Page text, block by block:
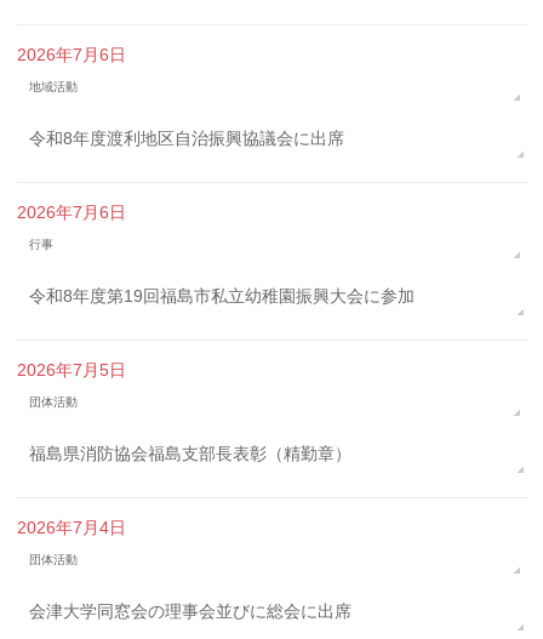
2026年7月6日
地域活動
令和8年度渡利地区自治振興協議会に出席
2026年7月6日
行事
令和8年度第19回福島市私立幼稚園振興大会に参加
2026年7月5日
団体活動
福島県消防協会福島支部長表彰（精勤章）
2026年7月4日
団体活動
会津大学同窓会の理事会並びに総会に出席